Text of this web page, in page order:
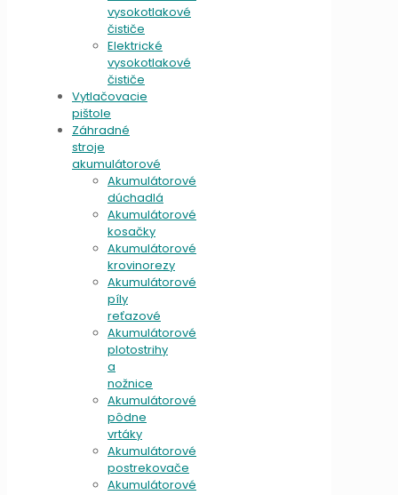
vysokotlakové
čističe
Elektrické
vysokotlakové
čističe
Vytlačovacie
pištole
Záhradné
stroje
akumulátorové
Akumulátorové
dúchadlá
Akumulátorové
kosačky
Akumulátorové
krovinorezy
Akumulátorové
píly
reťazové
Akumulátorové
plotostrihy
a
nožnice
Akumulátorové
pôdne
vrtáky
Akumulátorové
postrekovače
Akumulátorové